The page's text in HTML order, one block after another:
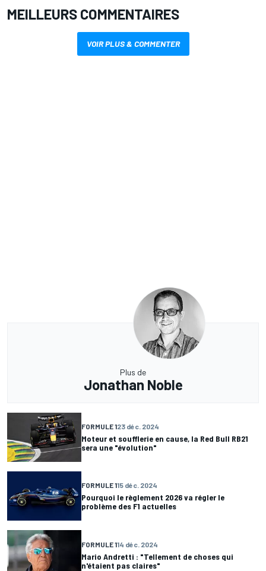
MEILLEURS COMMENTAIRES
VOIR PLUS & COMMENTER
Plus de
Jonathan Noble
FORMULE 123 déc. 2024
Moteur et soufflerie en cause, la Red Bull RB21
sera une "évolution"
FORMULE 115 déc. 2024
Pourquoi le règlement 2026 va régler le
problème des F1 actuelles
FORMULE 114 déc. 2024
Mario Andretti : "Tellement de choses qui
n'étaient pas claires"